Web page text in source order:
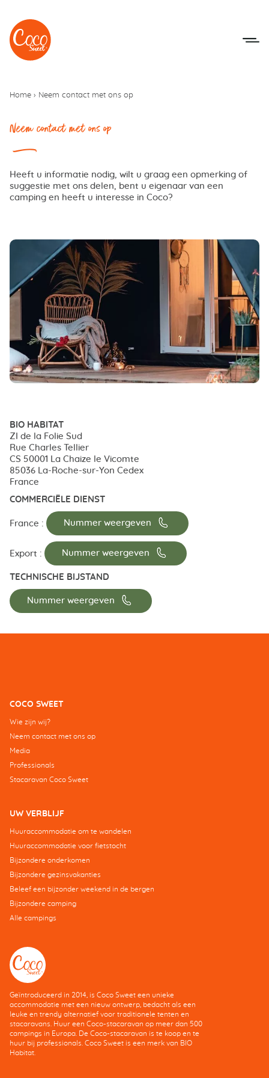
Naar het menu
Naar de inhoudsopgave
Home › Neem contact met ons op
Neem contact met ons op
Heeft u informatie nodig, wilt u graag een opmerking of
suggestie met ons delen, bent u eigenaar van een
camping en heeft u interesse in Coco?
BIO HABITAT
ZI de la Folie Sud
Rue Charles Tellier
CS 50001 La Chaize le Vicomte
85036 La-Roche-sur-Yon Cedex
France
COMMERCIËLE DIENST
France : Nummer weergeven 📞
Export : Nummer weergeven 📞
TECHNISCHE BIJSTAND
Nummer weergeven 📞
COCO SWEET
Wie zijn wij?
Neem contact met ons op
Media
Professionals
Stacaravan Coco Sweet
UW VERBLIJF
Huuraccommodatie om te wandelen
Huuraccommodatie voor fietstocht
Bijzondere onderkomen
Bijzondere gezinsvakanties
Beleef een bijzonder weekend in de bergen
Bijzondere camping
Alle campings
Geïntroduceerd in 2014, is Coco Sweet een unieke
accommodatie met een nieuw ontwerp, bedacht als een
leuke en trendy alternatief voor traditionele tenten en
stacaravans. Huur een Coco-stacaravan op meer dan 500
campings in Europa. De Coco-stacaravan is te koop en te
huur bij professionals. Coco Sweet is een merk van BIO
Habitat.